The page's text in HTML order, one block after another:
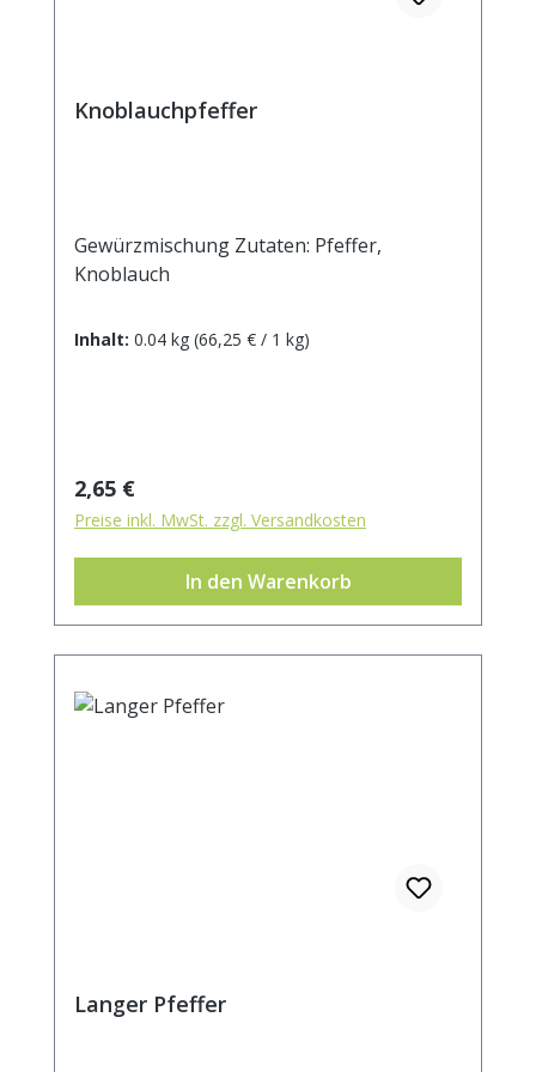
Knoblauchpfeffer
Gewürzmischung Zutaten: Pfeffer,
Knoblauch
Inhalt: 0.04 kg (66,25 € / 1 kg)
Regulärer Preis:
2,65 €
Preise inkl. MwSt. zzgl. Versandkosten
In den Warenkorb
Langer Pfeffer